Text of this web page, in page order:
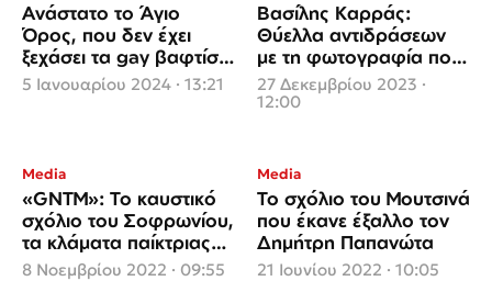
Ανάστατο το Άγιο
Όρος, που δεν έχει
ξεχάσει τα gay βαφτίσια
του Ελπιδοφόρου, από
την επικείμενη επίσκεψή
5 Ιανουαρίου 2024 · 13:21
Βασίλης Καρράς:
Θύελλα αντιδράσεων
με τη φωτογραφία που
διέρρευσε από τις
τελευταίες του στιγμές
27 Δεκεμβρίου 2023 ·
12:00
Media
«GNTM»: Το καυστικό
σχόλιο του Σοφρωνίου,
τα κλάματα παίκτριας
και οι αντιδράσεις
8 Νοεμβρίου 2022 · 09:55
Media
Το σχόλιο του Μουτσινά
που έκανε έξαλλο τον
Δημήτρη Παπανώτα
21 Ιουνίου 2022 · 10:05